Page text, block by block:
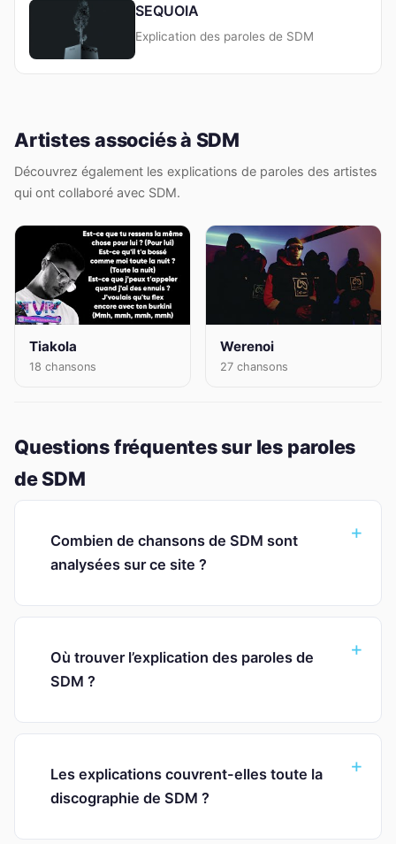
SEQUOIA
Explication des paroles de SDM
Artistes associés à SDM
Découvrez également les explications de paroles des artistes
qui ont collaboré avec SDM.
Tiakola
18 chansons
Werenoi
27 chansons
Questions fréquentes sur les paroles
de SDM
Combien de chansons de SDM sont
analysées sur ce site ?
Où trouver l’explication des paroles de
SDM ?
Les explications couvrent-elles toute la
discographie de SDM ?